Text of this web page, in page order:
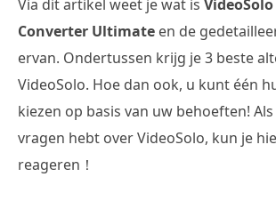
Via dit artikel weet je wat is
Converter Ultimate en de
ervan. Ondertussen krijg je 3 beste
VideoSolo. Hoe dan ook, u kunt één
kiezen op basis van uw behoeften!
vragen hebt over VideoSolo, kun je
reageren！